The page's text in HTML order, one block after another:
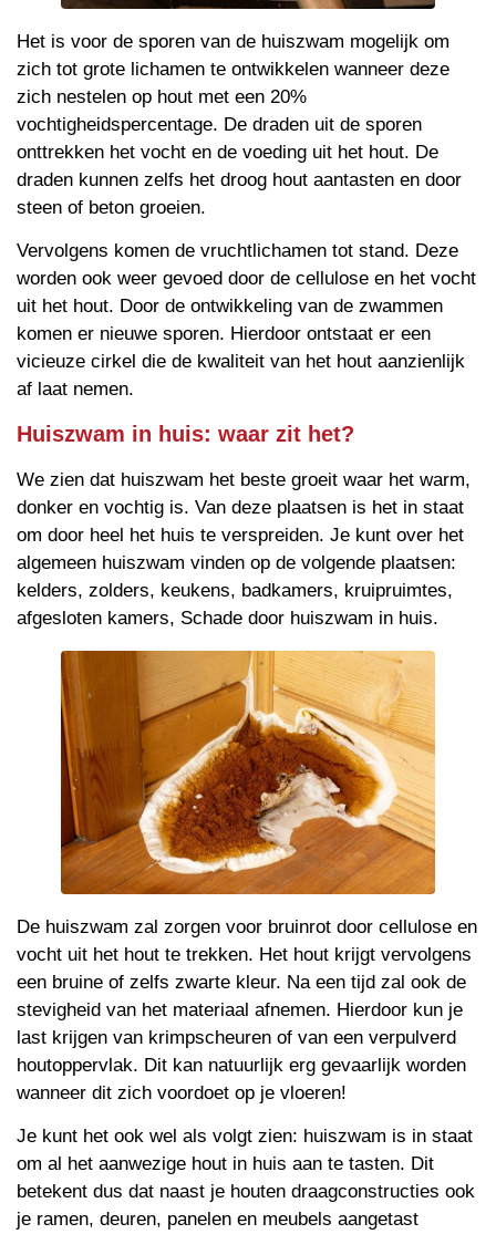
Het is voor de sporen van de huiszwam mogelijk om
zich tot grote lichamen te ontwikkelen wanneer deze
zich nestelen op hout met een 20%
vochtigheidspercentage. De draden uit de sporen
onttrekken het vocht en de voeding uit het hout. De
draden kunnen zelfs het droog hout aantasten en door
steen of beton groeien.
Vervolgens komen de vruchtlichamen tot stand. Deze
worden ook weer gevoed door de cellulose en het vocht
uit het hout. Door de ontwikkeling van de zwammen
komen er nieuwe sporen. Hierdoor ontstaat er een
vicieuze cirkel die de kwaliteit van het hout aanzienlijk
af laat nemen.
Huiszwam in huis: waar zit het?
We zien dat huiszwam het beste groeit waar het warm,
donker en vochtig is. Van deze plaatsen is het in staat
om door heel het huis te verspreiden. Je kunt over het
algemeen huiszwam vinden op de volgende plaatsen:
kelders, zolders, keukens, badkamers, kruipruimtes,
afgesloten kamers, Schade door huiszwam in huis.
De huiszwam zal zorgen voor bruinrot door cellulose en
vocht uit het hout te trekken. Het hout krijgt vervolgens
een bruine of zelfs zwarte kleur. Na een tijd zal ook de
stevigheid van het materiaal afnemen. Hierdoor kun je
last krijgen van krimpscheuren of van een verpulverd
houtoppervlak. Dit kan natuurlijk erg gevaarlijk worden
wanneer dit zich voordoet op je vloeren!
Je kunt het ook wel als volgt zien: huiszwam is in staat
om al het aanwezige hout in huis aan te tasten. Dit
betekent dus dat naast je houten draagconstructies ook
je ramen, deuren, panelen en meubels aangetast